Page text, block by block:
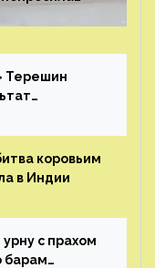
Терешин
коровьим
в Индии
с прахом
барам